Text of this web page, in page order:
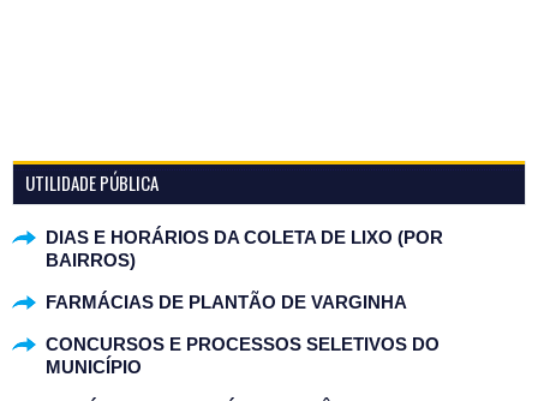
UTILIDADE PÚBLICA
DIAS E HORÁRIOS DA COLETA DE LIXO (POR
BAIRROS)
FARMÁCIAS DE PLANTÃO DE VARGINHA
CONCURSOS E PROCESSOS SELETIVOS DO
MUNICÍPIO